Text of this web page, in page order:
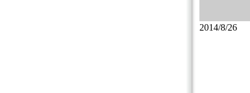
2014/8/26